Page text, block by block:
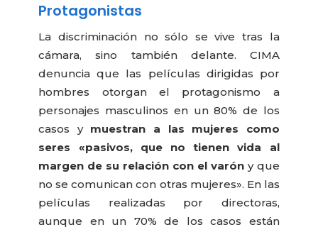
Protagonistas
La discriminación no sólo se vive tras la
cámara, sino también delante. CIMA
denuncia que las películas dirigidas por
hombres otorgan el protagonismo a
personajes masculinos en un 80% de los
casos y muestran a las mujeres como
seres «pasivos, que no tienen vida al
margen de su relación con el varóny que
no se comunican con otras mujeres». En las
películas realizadas por directoras,
aunque en un 70% de los casos están